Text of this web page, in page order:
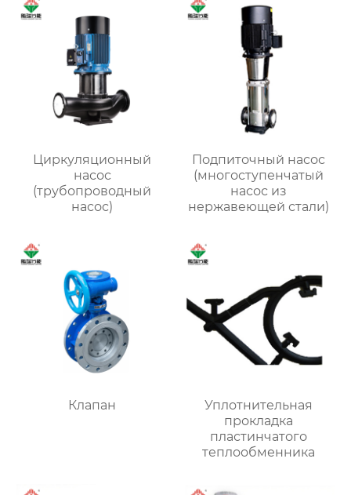
Циркуляционный
насос
(трубопроводный
насос)
Подпиточный насос
(многоступенчатый
насос из
нержавеющей стали)
Клапан
Уплотнительная
прокладка
пластинчатого
теплообменника